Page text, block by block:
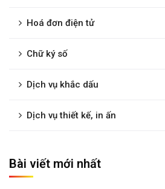
Hoá đơn điện tử
Chữ ký số
Dịch vụ khắc dấu
Dịch vụ thiết kế, in ấn
Bài viết mới nhất